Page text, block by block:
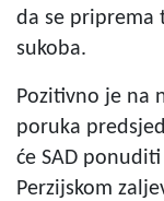
da se priprema
sukoba.
Pozitivno je na
poruka
će SAD
Perzijskom